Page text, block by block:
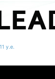
у.е.